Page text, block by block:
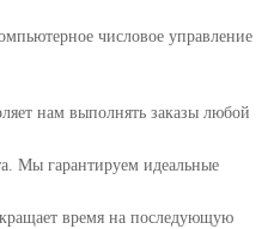
числовое управление
нам выполнять заказы любой
Мы гарантируем идеальные
время на последующую